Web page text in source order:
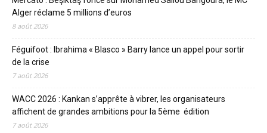
Alger réclame 5 millions d’euros
8 août 2026
Féguifoot : Ibrahima « Blasco » Barry lance un appel pour sortir
de la crise
7 août 2026
WACC 2026 : Kankan s’apprête à vibrer, les organisateurs
affichent de grandes ambitions pour la 5ème édition
7 août 2026